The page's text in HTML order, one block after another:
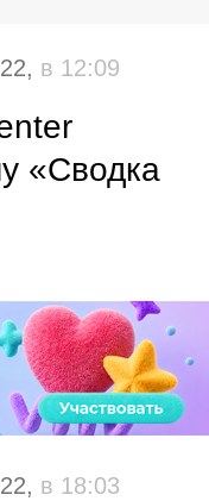
в 12:09
«Сводка
в 18:03